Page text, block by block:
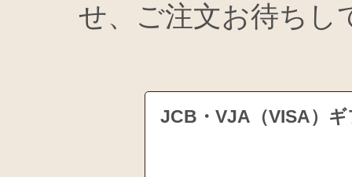
せ、ご注文お待ち
JCB・VJA（VISA）